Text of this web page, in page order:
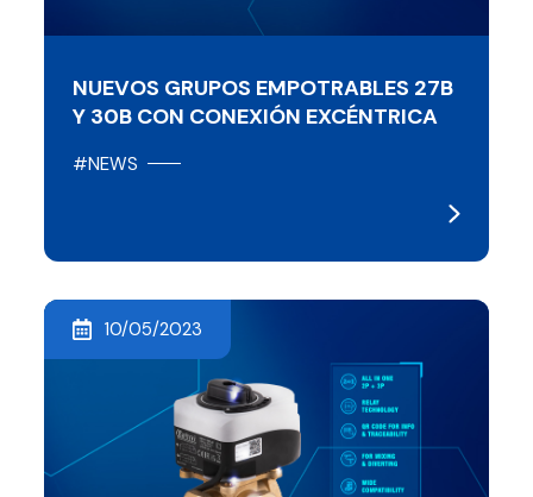
NUEVOS GRUPOS EMPOTRABLES 27B
Y 30B CON CONEXIÓN EXCÉNTRICA
#NEWS
10/05/2023